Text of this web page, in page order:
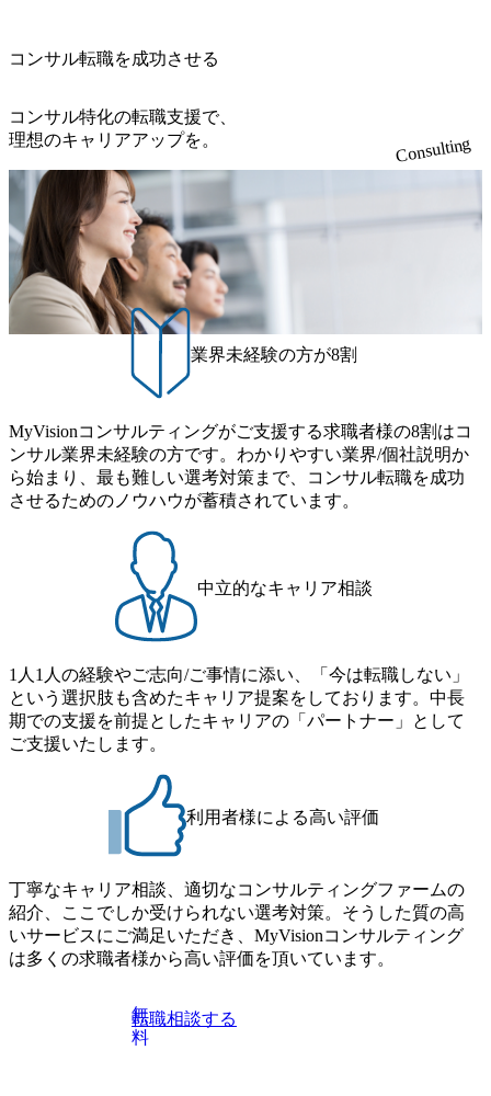
かの実務経験を有する方 - MBB及び戦略ファームでのコ
ンサルティング経験2年以上 - BIG4のStrategy部門におけ
ミュニケーション能力をお持ちの方 ・最新のトレンド・テ
ーマや事例にキャッチアップし、バイタリティーを持って
向を把握し、クライアントや自社への提案などに積極的に
関わることができる方 ・スケジューリング(優先順位付け含
む)など、ビジネスベーシックスキルが習得できている方
てプロジェクト全体の品質担保やマネジメント全般を担
り、クライアントとのリレーションを発展・拡大させるこ
とをミッションとする。自社へ提言の質を常に高く担保す
る責任を担う。 ● 裁量権 弊社は2019年11月に設立され、成
長期といわれるフェーズにあります。 事業・組織を拡大し
ていく時期のため、メンバーや組織がスケールしていく過
程を体感できます。 また、希望者はパートナー以外でも大
手役員の方へのセールスにも参加できる環境です。 自ら案
件を取り、プロジェクト体制を作っていくことも可能で
す。 ● 事業会社機能にも携われる 弊社にはコンサルティン
グ事業以外にもSaaSプロダクト・メディア・地方創生事業
があるため、上記事業に携わることも可能です。コンサル
タントとしての経験を活かしながら自らプロダクト開発や
自社の業務改善ができます。(希望者のみとなります) ● BIG
4・アクセンチュアをはじめとした大手外資系コンサルファ
ーム出身者が多く集まっています ● 平均年齢は35歳で、幅
広い年齢の方が活躍しています ● インダストリー・ソリュ
ーションで区切られていない組織です(ワンプール制) ● 海外
事業拠点をシンガポールに設立し、グローバル案件に対応
するコンサルティング体制を構築しています 東京都中央区
八重洲2-2-1 東京ミッドタウン八重洲 八重洲セントラルタワ
ー8階 受動喫煙対策 : 執務室内禁煙、ビル内喫煙室あり WE
B 書類選考通過後に、GAB試験に合格している方 ● テクノ
ロジーコンサルタント ・4年生大学卒業に限る ・大手総合
サルティング経験5年以上 ● 戦略コンサルタント ・4年生大
学卒業に限る ・以下のいずれかの実務経験を有する方
- MBB及び戦略ファームでのコンサルティング経験2年以
上 - BIG4のStrategy部門におけるコンサルティング経験2
プし、バイタリティーを持ってチャレンジできる方 ・自ら
コンサル業界やクライアント動向を把握し、クライアント
や自社への提案などに積極的に関わることができる方 ・ス
ケジューリング(優先順位付け含む)など、ビジネスベーシッ
クスキルが習得できている方
ス） 世界49カ国に約73万人以上（2024年5月時点）の社員を
擁し、世界120以上の国の企業を顧客に売上641億ドルを誇
を上回る規模感)、営業利益率も約15％と驚異的な数字とな
っている、売上・従業員数共にこの8年間で4倍近くの成長
を遂げていることから、今後も高い成長が見込まれる 多く
の技術者を抱えており、アビームコンサルティングに続い
て日本国内2番目にSAP認定コンサルタント制度の有資格者
数が多く、特にIT領域に強みを持つ グローバルのポジショ
ンに自由に応募できる社内の転職ツール「キャリアズ・マ
ーケットプレイス」が存在し、本ツールを活用で上司の引
き留めを受けずに移動が可能である（異動者は年間約1,000
名） 残業時間や有休取得率など約10項目を数値化すること
で、実行前後で離職率を半減させることに成功した 18時以
降の会議を原則禁止としているほか、在宅勤務制度の全社
展開、ハラスメント抑止に向けた研修の拡充、社外窓口設
置など徹底的な仕組み化を推進する 育休取得率は男性6
5%、女性100%と全国平均を上回る実績を持ち、女性の管理
職率も21.8%（2023年12月時点）とフレキシブルな働き方を
提供 2026年8月22日(土) 9:00～19:30頃 ※選考会参加人数に
より変動 2026年8月7日(金) 16:00 参加予定DTE ① MRS-IMS
(旧ITXO-IMS) ② TS&T(旧TS&A) ③ CyberSecurity ④ IES ⑤ I
TS-Fukuoka ⑥ AMS-PRD ⑦ AMS-H&PS オンライン (Teams)
UI) レバレジーズで活躍するメンバー紹介！〜 営業職種編
来黒字を維持し、急成長中でありながら安定した事業を展
開し、高い安定性を持つ企業へと成長している 10年後に1兆
円を目指す日本にもなかなかないメガベンチャー。創業か
ら黒字経営。年間130%成長 https://storage.googleapis.com/our-
vision-production.appspot.com/public/images/20251030164405_5c
527843-d227-4df8-b86c-5587f843fdf6_1200x471.webp https://stor
age.googleapis.com/our-vision-production.appspot.com/public/imag
es/20251030164946_dc0888f6-0539-4887-84d7-34c8d8544226_1
200x666.webp 年間100億円規模の投資の元、10以上もの新規
事業を立ち上げているため様々な業界を経験することが可
能 社内転職が活発であり、多様なスキルを1社で身に着ける
ことが可能 事業開発・運用を内包かする「オールインハウ
ス」型の組織体。社内スカウトや社内公募制度を用いて主
体的かつ柔軟なキャリア形成が可能。 https://storage.googleap
165942_70f09968-1b27-43e6-b849-1cd107c4f488_1200x698.web
p ## 働き方／WLB／待遇 内装8億円超のかっこいいオフィ
スがあり、 働き甲斐のあるランキング、新卒注目ランキン
グ受賞歴多数 あえての未上場であり株主からの圧力がない
的な成長を若手に任せられる環境 対面でのコミュニケーシ
ョンメリットを重視するため出社勤務。1日の労働時間平均
9.2時間、有休消化率81%(2024年度の年間データ、エンジニ
ア組織） 2026年8月22日(土) 10:00～最長16:00 2026年8月10
日(月) 16:00 ※応募者が定員を上回る場合は、厳正なる審査
の上参加者を決定させていただきます。ご了承ください。
● 当日の流れ 受付 → 会社説明会 → 面接(会社説明会終了
後、随時ご案内) ※全てリモートにて実施します。 ※参加
される方に個別に当日の面接案内をお送りいたします。 ※
通常の選考フローと異なり、事前に適性検査をご受検いた
だきます。 ● 詳細 デジタルイノベーション事業部でのポジ
ションサーチになります。 ご経験やスキル、そして適性や
志向性に合わせて、以下のいずれかの役割でご活躍いただ
きます。 ※本求人はレバテック株式会社の雇用となりま
す。 ＜ITコンサルタント＞ Webアプリケーション、SaaS系
の領域において、大手・ベンチャー・スタートアップ企業
に対する課題解決支援を行います。 直近の案件では、大規
模基幹システムにおける最上流のPoC(概念実証)支援から構
います。 生成AIなどの最新技術とシステムを活用し、顧客
の業務革新と効率化の実現に貢献します。 ＜PL/PM＞ 顧客
コンサル転職を成功させる
コンサル特化の転職支援で、
理想のキャリアアップを。
Consulting
業界未経験の方が8割
MyVisionコンサルティングがご支援する求職者様の8割はコ
ンサル業界未経験の方です。わかりやすい業界/個社説明か
ら始まり、最も難しい選考対策まで、コンサル転職を成功
させるためのノウハウが蓄積されています。
中立的なキャリア相談
1人1人の経験やご志向/ご事情に添い、「今は転職しない」
という選択肢も含めたキャリア提案をしております。中長
期での支援を前提としたキャリアの「パートナー」として
ご支援いたします。
利用者様による高い評価
丁寧なキャリア相談、適切なコンサルティングファームの
紹介、ここでしか受けられない選考対策。そうした質の高
いサービスにご満足いただき、MyVisionコンサルティング
は多くの求職者様から高い評価を頂いています。
無
料
転職相談する